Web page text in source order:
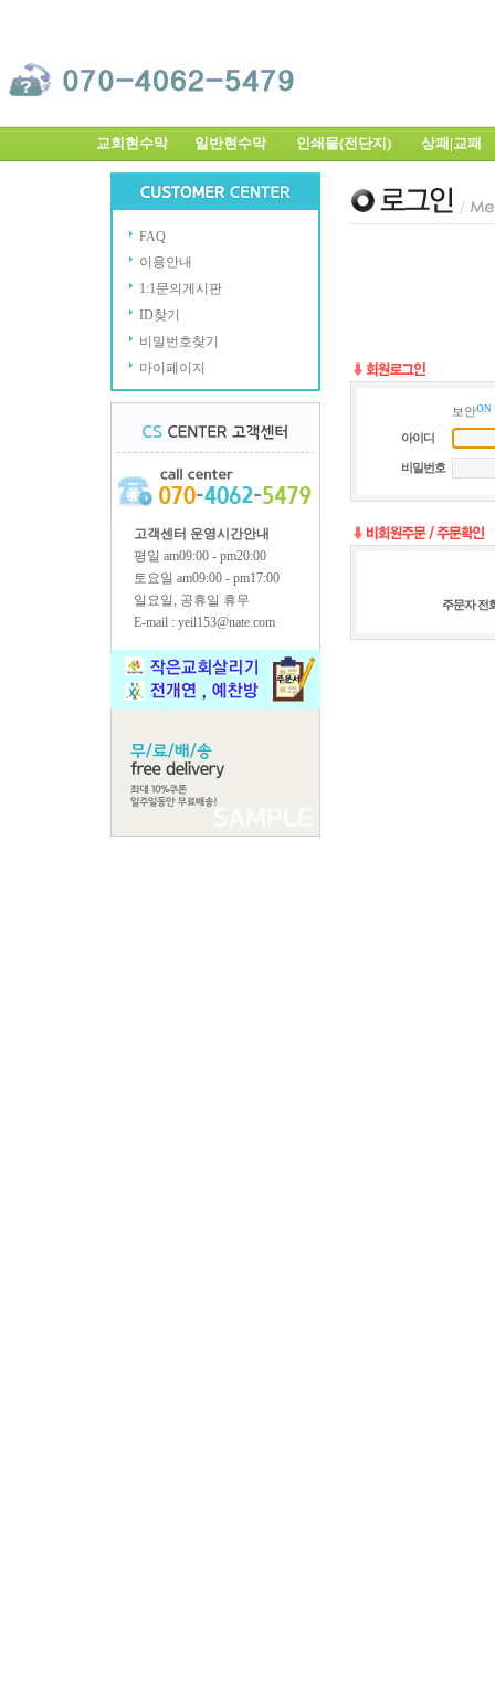
교회현수막 일반현수막 인쇄물(전단지) 상패|교
FAQ
이용안내
1:1문의게시판
ID찾기
비밀번호찾기
마이페이지
고객센터 운영시간안내
평일 am09:00 - pm20:00
토요일 am09:00 - pm17:00
일요일, 공휴일 휴무
E-mail : yeil153@nate.com
보안ON
아이디
비밀번호
주문자 전